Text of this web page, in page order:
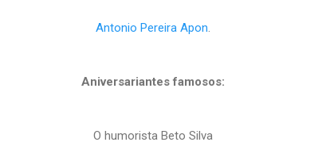
Antonio Pereira Apon.
Aniversariantes famosos:
O humorista Beto Silva